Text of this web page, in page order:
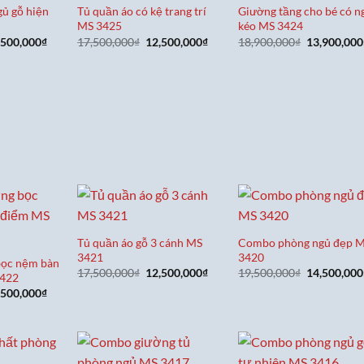
gỗ hiện
₫Giá
Tủ quần áo có kệ trang trí
MS 3425
17,500,000₫ Giá
gốc
12,500,000₫Giá
Giường tầng cho bé có
kéo MS 3424
18,900,000₫ Giá
gốc
13,900,000
nệm bàn
₫Giá
19,500,000₫.
Tủ quần áo gỗ 3 cánh MS
3421
17,500,000₫ Giá
gốc
12,500,000₫Giá
Combo phòng ngủ đẹp
3420
19,500,000₫ Giá
gốc
14,500,000